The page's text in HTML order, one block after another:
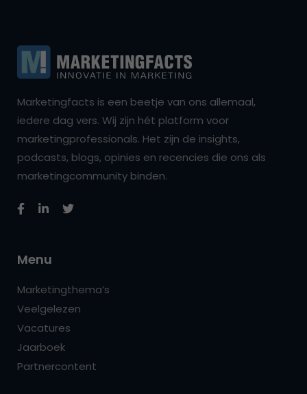
Marketingfacts is een beetje van ons allemaal,
iedere dag vers. Wij zijn hét platform voor
marketingprofessionals. Het zijn de insights,
podcasts, blogs, opinies en recencies die ons als
marketingcommunity binden.
Menu
Marketingthema’s
Veelgelezen
Vacatures
Jaarboek
Partnercontent